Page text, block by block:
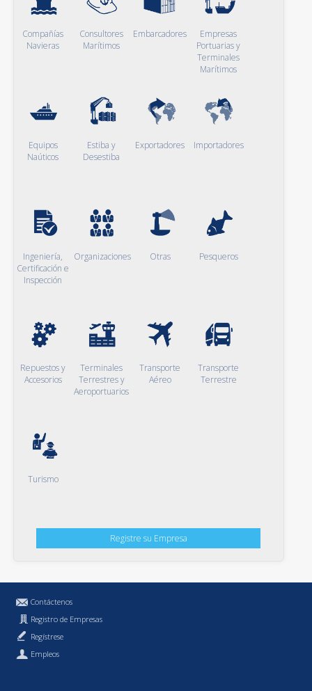
Compañías
Navieras
Consultores
Marítimos
Embarcadores
Empresas
Portuarias y
Terminales
Marítimos
Equipos
Naúticos
Estiba y
Desestiba
Exportadores Importadores
Ingeniería,
Certificación e
Inspección
Organizaciones Otras Pesqueros
Repuestos y
Accesorios
Terminales
Terrestres y
Aeroportuarios
Transporte
Aéreo
Transporte
Terrestre
Turismo
Registre su Empresa
Contáctenos
Registro de Empresas
Regístrese
Empleos